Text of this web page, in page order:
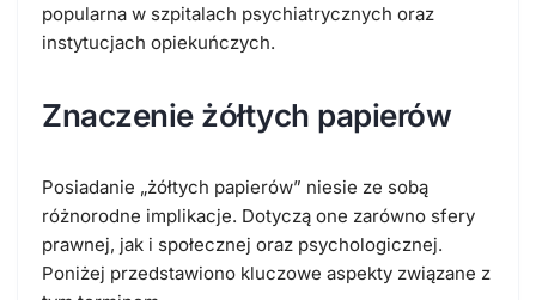
popularna w szpitalach psychiatrycznych oraz
instytucjach opiekuńczych.
Znaczenie żółtych papierów
Posiadanie „żółtych papierów” niesie ze sobą
różnorodne implikacje. Dotyczą one zarówno sfery
prawnej, jak i społecznej oraz psychologicznej.
Poniżej przedstawiono kluczowe aspekty związane z